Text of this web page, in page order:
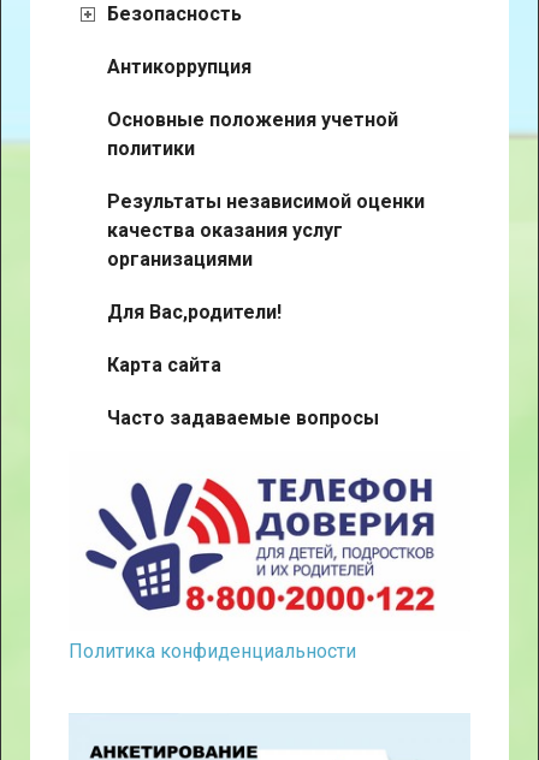
Безопасность
Антикоррупция
Основные положения учетной
политики
Результаты независимой оценки
качества оказания услуг
организациями
Для Вас,родители!
Карта сайта
Часто задаваемые вопросы
Политика конфиденциальности